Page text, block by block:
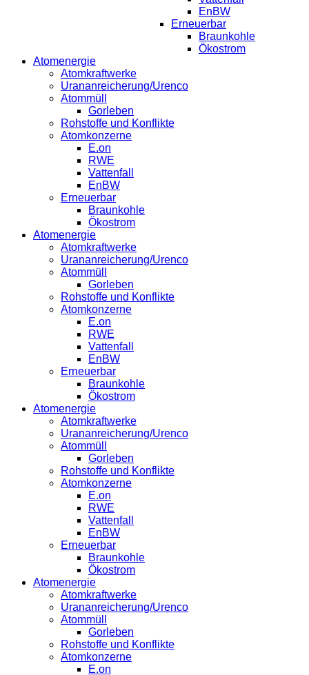
EnBW
Erneuerbar
Braunkohle
Ökostrom
Atomenergie
Atomkraftwerke
Urananreicherung/Urenco
Atommüll
Gorleben
Rohstoffe und Konflikte
Atomkonzerne
E.on
RWE
Vattenfall
EnBW
Erneuerbar
Braunkohle
Ökostrom
Atomenergie
Atomkraftwerke
Urananreicherung/Urenco
Atommüll
Gorleben
Rohstoffe und Konflikte
Atomkonzerne
E.on
RWE
Vattenfall
EnBW
Erneuerbar
Braunkohle
Ökostrom
Atomenergie
Atomkraftwerke
Urananreicherung/Urenco
Atommüll
Gorleben
Rohstoffe und Konflikte
Atomkonzerne
E.on
RWE
Vattenfall
EnBW
Erneuerbar
Braunkohle
Ökostrom
Atomenergie
Atomkraftwerke
Urananreicherung/Urenco
Atommüll
Gorleben
Rohstoffe und Konflikte
Atomkonzerne
E.on